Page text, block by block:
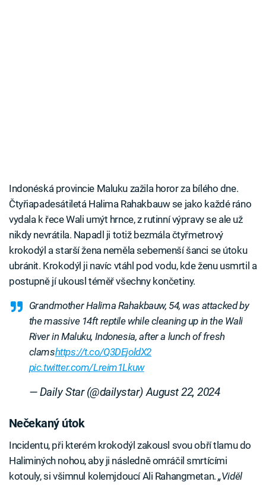
Indonéská provincie Maluku zažila horor za bílého dne.
Čtyřiapadesátiletá Halima Rahakbauw se jako každé ráno
vydala k řece Wali umýt hrnce, z rutinní výpravy se ale už
nikdy nevrátila. Napadl ji totiž bezmála čtyřmetrový
krokodýl a starší žena neměla sebemenší šanci se útoku
ubránit. Krokodýl ji navíc vtáhl pod vodu, kde ženu usmrtil a
postupně jí ukousl téměř všechny končetiny.
Grandmother Halima Rahakbauw, 54, was attacked by
the massive 14ft reptile while cleaning up in the Wali
River in Maluku, Indonesia, after a lunch of fresh
clamshttps://t.co/Q3DEjoldX2
pic.twitter.com/Lreim1Lkuw
— Daily Star (@dailystar)August 22, 2024
Nečekaný útok
Incidentu, při kterém krokodýl zakousl svou obří tlamu do
Haliminých nohou, aby ji následně omráčil smrtícími
kotouly, si všimnul kolemjdoucí Ali Rahangmetan. „Viděl